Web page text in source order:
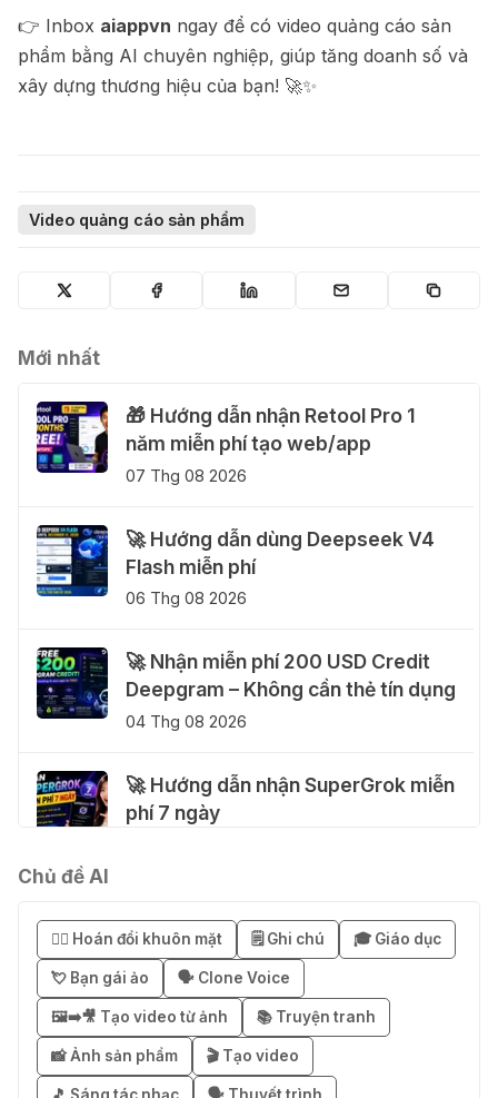
👉 Inbox aiappvn ngay để có video quảng cáo sản
phẩm bằng AI chuyên nghiệp, giúp tăng doanh số và
xây dựng thương hiệu của bạn! 🚀✨
Video quảng cáo sản phẩm
Mới nhất
🎁 Hướng dẫn nhận Retool Pro 1
năm miễn phí tạo web/app
07 Thg 08 2026
🚀 Hướng dẫn dùng Deepseek V4
Flash miễn phí
06 Thg 08 2026
🚀 Nhận miễn phí 200 USD Credit
Deepgram – Không cần thẻ tín dụng
04 Thg 08 2026
🚀 Hướng dẫn nhận SuperGrok miễn
phí 7 ngày
Business miễn phí 3–6 tháng
03 Thg 08 2026
🎁 Mẹo nhận 1 tháng ChatGPT Plus
miễn phí bằng VPN Mexico
02 Thg 08 2026
Chủ đề AI
😶‍🌫️ Hoán đổi khuôn mặt 🗒️ Ghi chú 🎓 Giáo dục
💘 Bạn gái ảo 🗣️ Clone Voice
🖼️➡️🎥 Tạo video từ ảnh 📚 Truyện tranh
📸 Ảnh sản phẩm 🎬 Tạo video